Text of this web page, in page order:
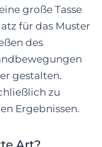
große Tasse
für das Muster
des
gestalten.
zu
Ergebnissen.